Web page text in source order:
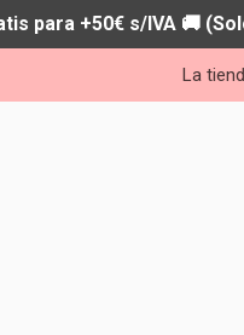
para +50€ s/IVA 🚚
La